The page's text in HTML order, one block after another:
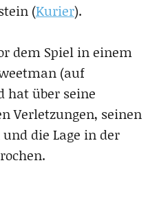
(Kurier).
dem Spiel in einem
(auf
hat über seine
Verletzungen, seinen
die Lage in der